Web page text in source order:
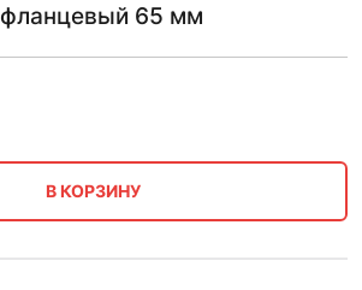
фланцевый 65 мм
В КОРЗИНУ